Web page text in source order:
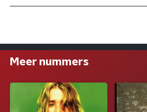
Meer nummers